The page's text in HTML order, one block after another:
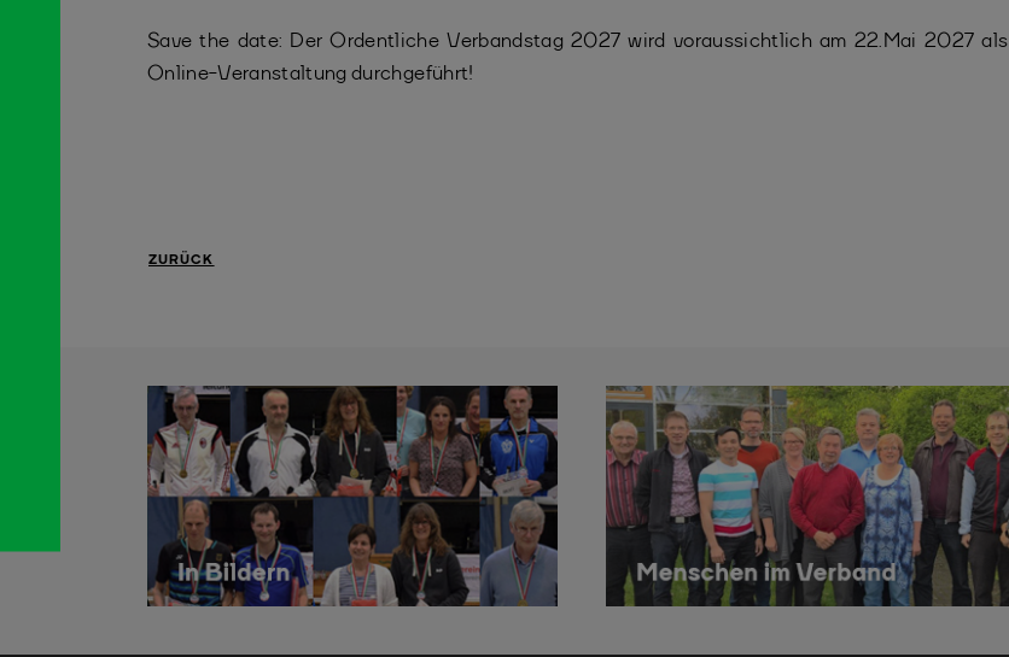
Save the date: Der Ordentliche Verbandstag 2027 wird voraussichtlich am 22.Mai 2027 als
Online-Veranstaltung durchgeführt!
ZURÜCK